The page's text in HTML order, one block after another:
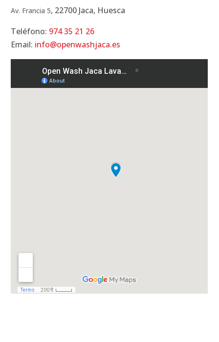
Av. Francia 5, 22700 Jaca, Huesca
Teléfono: 974 35 21 26
Email: info@openwashjaca.es